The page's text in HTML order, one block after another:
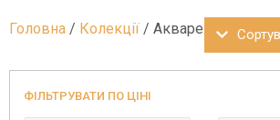
Головна / Колекції / Акварель
ФІЛЬТРУВАТИ ПО ЦІНІ